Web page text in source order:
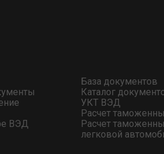
ВЭД
База документов
Каталог
УКТ ВЭД
Расчет
Расчет
легковой